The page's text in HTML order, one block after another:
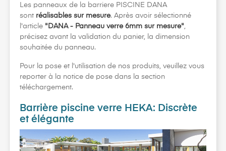
Les panneaux de la barriere PISCINE DANA
sont réalisables sur mesure. Après avoir sélectionné
l'article "DANA - Panneau verre 6mm sur mesure"
précisez avant la validation du panier, la dimension
souhaitée du panneau.
Pour la pose et l'utilisation de nos produits, veuillez vous
reporter à la notice de pose dans la section
téléchargement.
Barrière piscine verre HEKA: Discrète
et élégante